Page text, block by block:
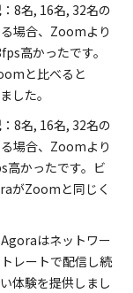
：8名, 16名, 32名の
場合、Zoomより
高かったです。
と比べると
した。
：8名, 16名, 32名の
場合、Zoomより
かったです。ビ
がZoomと同じく
はネットワー
レートで配信し続
体験を提供しまし